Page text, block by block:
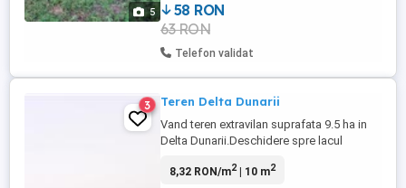
5
58 RON
63 RON
Telefon validat
3 Teren Delta Dunarii
Vand teren extravilan suprafata 9.5 ha in
Delta Dunarii.Deschidere spre lacul
8,32 RON/m2| 10 m2